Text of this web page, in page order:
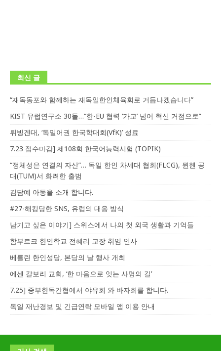
최신 글
“재독동포와 함께하는 재독일한인체육회로 거듭나겠습니다”
KIST 유럽연구소 30돌…“한-EU 협력 ‘가교’ 넘어 혁신 거점으로”
튀빙겐대, ‘독일어권 한국학대회(VfK)’ 성료
7.23 접수마감] 제108회 한국어능력시험 (TOPIK)
“정체성은 연결의 자산”… 독일 한인 차세대 협회(FLCG), 뮌헨 공
대(TUM)서 화려한 출범
김담예 아동을 소개 합니다.
#27-해킹당한 SNS, 유럽의 대응 방식
남기고 싶은 이야기] 스위스에서 나의 첫 외국 생활과 기억들
함부르크 한인학교 전혜리 교장 취임 인사
베를린 한인성당, 본당의 날 행사 개최
에센 갈보리 교회, ‘한 마음으로 잇는 사명의 길’
7.25] 중부한독간협에서 야유회 와 바자회를 합니다.
독일 재난경보 및 긴급연락 모바일 앱 이용 안내